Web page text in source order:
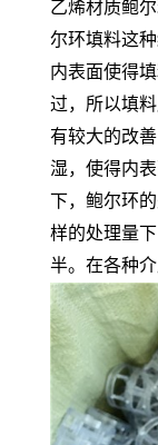
乙烯材质鲍
尔环填料这
内表面使得
过，所以填
有较大的改
湿，使得内
下，鲍尔环
样的处理量
半。在各种介